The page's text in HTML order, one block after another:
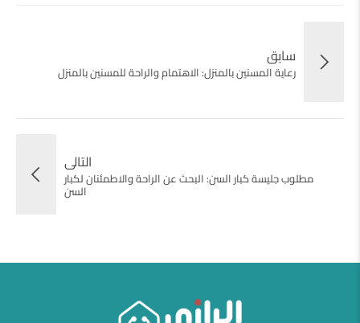
سابق
رعاية المسنين بالمنزل: الاهتمام والراحة للمسنين بالمنزل
التالى
مطلوب جليسة كبار السن: البحث عن الراحة والاطمئنان لكبار
السن